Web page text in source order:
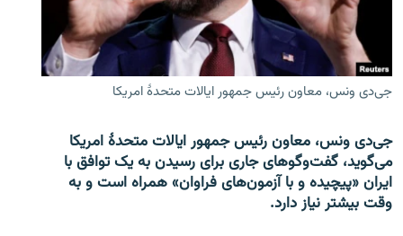
جی‌دی ونس، معاون رئیس جمهور ایالات متحدۀ امریکا
جی‌دی ونس، معاون رئیس جمهور ایالات متحدۀ امریکا
می‌گوید، گفت‌وگوهای جاری برای رسیدن به یک توافق با
ایران «پیچیده و با آزمون‌های فراوان» همراه است و به
وقت بیشتر نیاز دارد.